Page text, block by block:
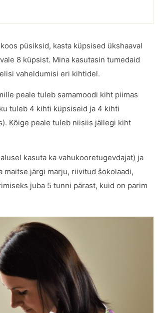
püsiksid, kasta küpsised ükshaaval
8 küpsist. Mina kasutasin tumedaid
vaheldumisi eri kihtidel.
peale tuleb samamoodi kiht piimas
tuleb 4 kihti küpsiseid ja 4 kihti
Kõige peale tuleb niisiis jällegi kiht
kasuta ka vahukooretugevdajat) ja
maitse järgi marju, riivitud šokolaadi,
juba 5 tunni pärast, kuid on parim